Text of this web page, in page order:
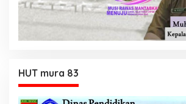
HUT mura 83